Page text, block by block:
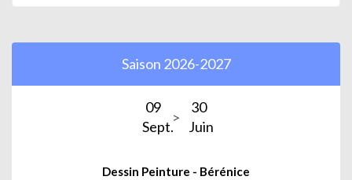
Saison 2026-2027
09
Sept.
30
Juin
Dessin Peinture - Bérénice